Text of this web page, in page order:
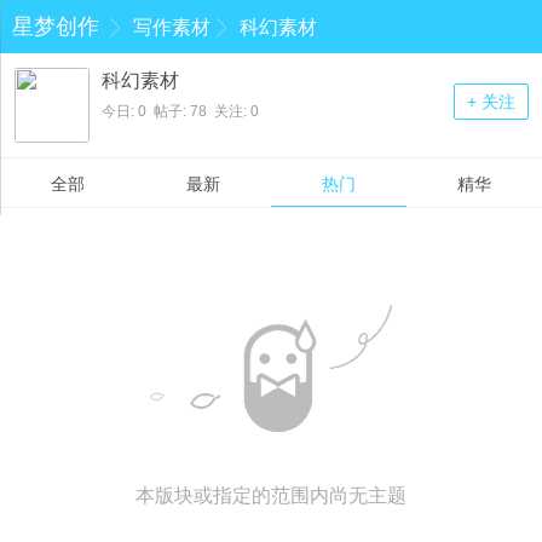
星梦创作 写作素材 科幻素材
+ 关注
科幻素材
今日: 0 帖子: 78 关注: 0
全部 最新 热门 精华
本版块或指定的范围内尚无主题